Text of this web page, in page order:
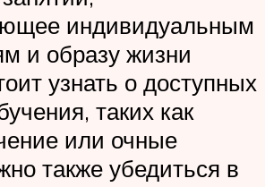
индивидуальным
и образу жизни
узнать о доступных
таких как
или очные
также убедиться в